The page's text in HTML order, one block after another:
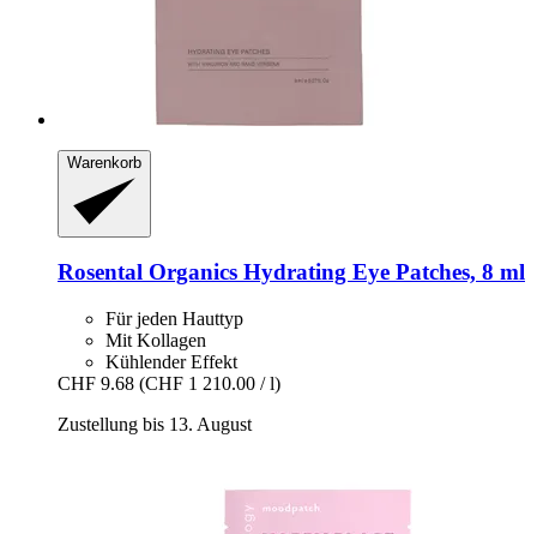
Warenkorb
Rosental Organics Hydrating Eye Patches, 8 ml
Für jeden Hauttyp
Mit Kollagen
Kühlender Effekt
CHF 9.68 (CHF 1 210.00 / l)
Zustellung bis 13. August